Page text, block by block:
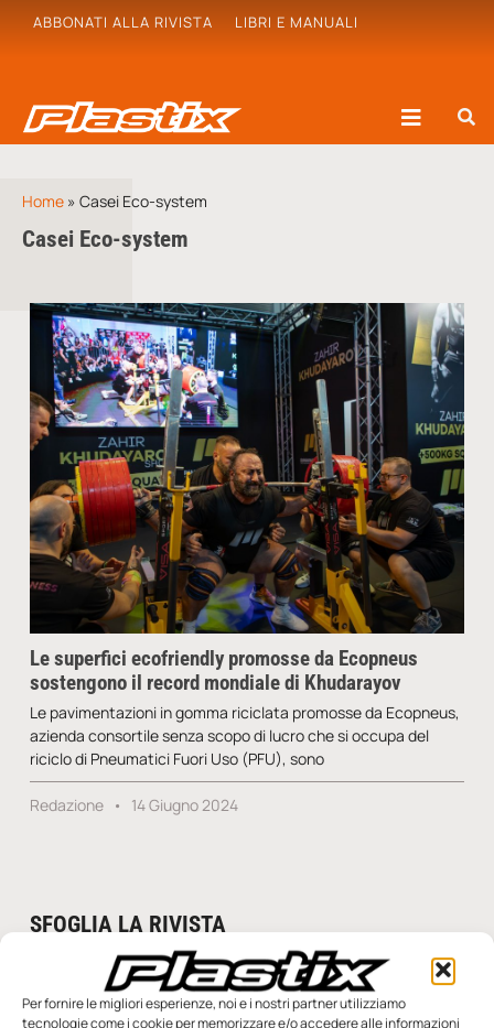
Per fornire le migliori esperienze, noi e i nostri partner utilizziamo
tecnologie come i cookie per memorizzare e/o accedere alle informazioni
ABBONATI ALLA RIVISTA LIBRI E MANUALI
Home » Casei Eco-system
Casei Eco-system
Le superfici ecofriendly promosse da Ecopneus
sostengono il record mondiale di Khudarayov
Le pavimentazioni in gomma riciclata promosse da Ecopneus,
azienda consortile senza scopo di lucro che si occupa del
riciclo di Pneumatici Fuori Uso (PFU), sono
Redazione 14 Giugno 2024
SFOGLIA LA RIVISTA